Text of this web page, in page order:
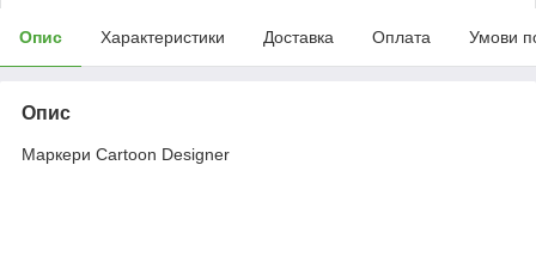
Опис Характеристики Доставка Оплата Умови
Опис
Маркери Cartoon Designer